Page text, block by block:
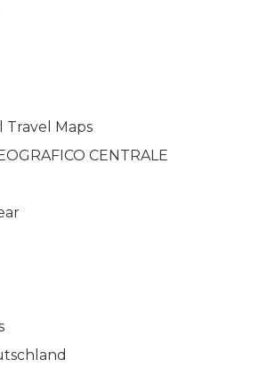
Travel Maps
CENTRALE